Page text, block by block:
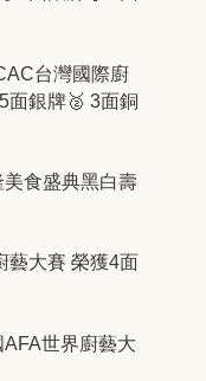
台灣國際廚
面銀牌🥈 3面銅
食盛典黑白壽
藝大賽 榮獲4面
世界廚藝大